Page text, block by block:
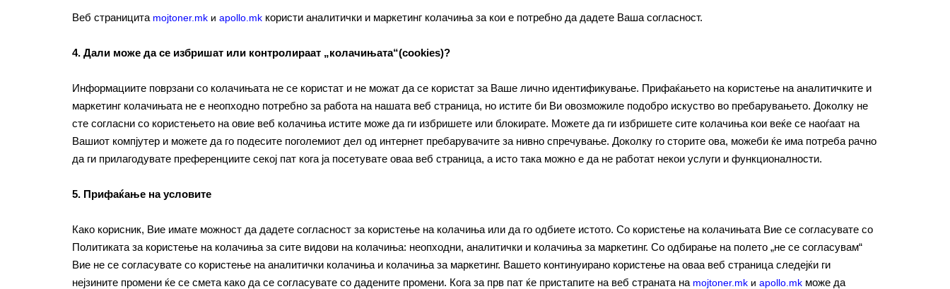
Веб страницита mojtoner.mk и apollo.mk користи аналитички и маркетинг колачиња за кои е потребно да дадете Ваша согласност.
4. Дали може да се избришат или контролираат „колачињата“(cookies)?
Информациите поврзани со колачињата не се користат и не можат да се користат за Ваше лично идентификување. Прифаќањето на користење на аналитичките и
маркетинг колачињата не е неопходно потребно за работа на нашата веб страница, но истите би Ви овозможиле подобро искуство во пребарувањето. Доколку не
сте согласни со користењето на овие веб колачиња истите може да ги избришете или блокирате. Можете да ги избришете сите колачиња кои веќе се наоѓаат на
Вашиот компјутер и можете да го подесите поголемиот дел од интернет пребарувачите за нивно спречување. Доколку го сторите ова, можеби ќе има потреба рачно
да ги прилагодувате преференциите секој пат кога ја посетувате оваа веб страница, а исто така можно е да не работат некои услуги и функционалности.
5. Прифаќање на условите
Како корисник, Вие имате можност да дадете согласност за користење на колачиња или да го одбиете истото. Со користење на колачињата Вие се согласувате со
Политиката за користење на колачиња за сите видови на колачиња: неопходни, аналитички и колачиња за маркетинг. Со одбирање на полето „не се согласувам“
Вие не се согласувате со користење на аналитички колачиња и колачиња за маркетинг. Вашето континуирано користење на оваа веб страница следејќи ги
нејзините промени ќе се смета како да се согласувате со дадените промени. Кога за прв пат ќе пристапите на веб страната на mojtoner.mk и apollo.mk може да